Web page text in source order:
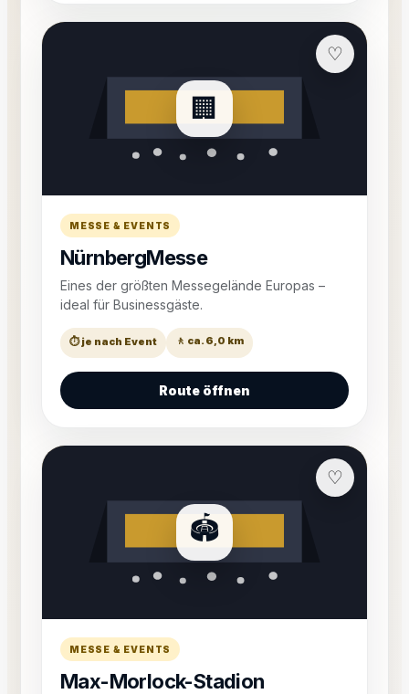
🏢
♡
MESSE & EVENTS
NürnbergMesse
Eines der größten Messegelände Europas –
ideal für Businessgäste.
⏱ je nach Event 🚶 ca. 6,0 km
Route öffnen
🏟️
♡
MESSE & EVENTS
Max-Morlock-Stadion